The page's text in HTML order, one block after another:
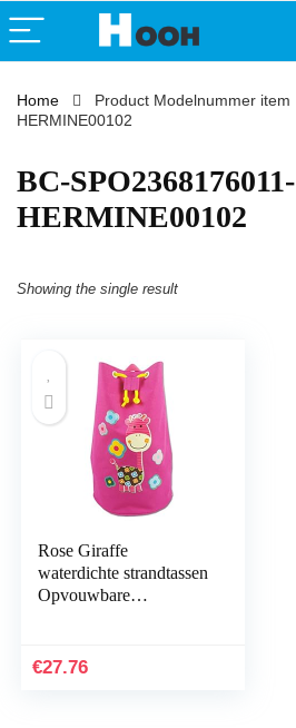
Home Product Modelnummer item
HERMINE00102
‎BC-SPO2368176011-
HERMINE00102
Showing the single result
Rose Giraffe
waterdichte strandtassen
Opvouwbare
€27.76